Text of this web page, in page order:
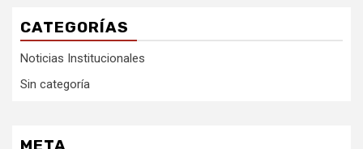
CATEGORÍAS
Noticias Institucionales
Sin categoría
META